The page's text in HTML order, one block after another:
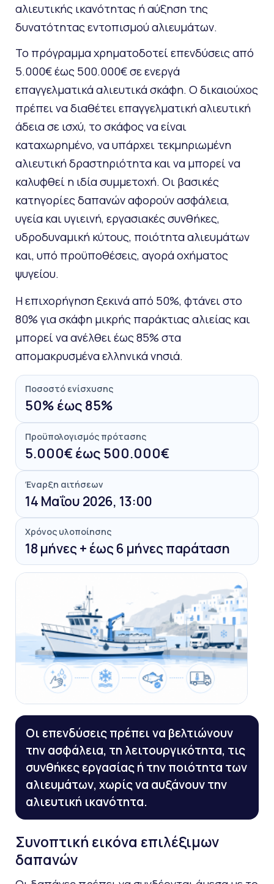
αλιευτικής ικανότητας ή αύξηση της
δυνατότητας εντοπισμού αλιευμάτων.
Το πρόγραμμα χρηματοδοτεί επενδύσεις από
5.000€ έως 500.000€ σε ενεργά
επαγγελματικά αλιευτικά σκάφη. Ο δικαιούχος
πρέπει να διαθέτει επαγγελματική αλιευτική
άδεια σε ισχύ, το σκάφος να είναι
καταχωρημένο, να υπάρχει τεκμηριωμένη
αλιευτική δραστηριότητα και να μπορεί να
καλυφθεί η ιδία συμμετοχή. Οι βασικές
κατηγορίες δαπανών αφορούν ασφάλεια,
υγεία και υγιεινή, εργασιακές συνθήκες,
υδροδυναμική κύτους, ποιότητα αλιευμάτων
και, υπό προϋποθέσεις, αγορά οχήματος
ψυγείου.
Η επιχορήγηση ξεκινά από 50%, φτάνει στο
80% για σκάφη μικρής παράκτιας αλιείας και
μπορεί να ανέλθει έως 85% στα
απομακρυσμένα ελληνικά νησιά.
Ποσοστό ενίσχυσης
50% έως 85%
Προϋπολογισμός πρότασης
5.000€ έως 500.000€
Έναρξη αιτήσεων
14 Μαΐου 2026, 13:00
Χρόνος υλοποίησης
18 μήνες + έως 6 μήνες παράταση
Οι επενδύσεις πρέπει να βελτιώνουν
την ασφάλεια, τη λειτουργικότητα, τις
συνθήκες εργασίας ή την ποιότητα των
αλιευμάτων, χωρίς να αυξάνουν την
αλιευτική ικανότητα.
Συνοπτική εικόνα επιλέξιμων
δαπανών